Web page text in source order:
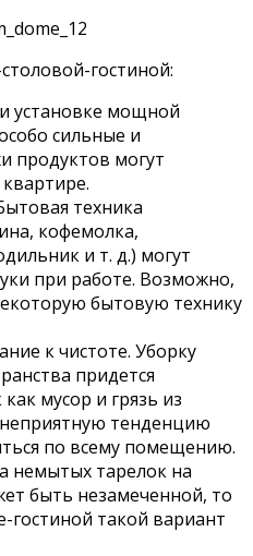
гостиной:
установке мощной
сильные и
продуктов могут
техника
кофемолка,
и т. д.) могут
при работе. Возможно,
бытовую технику
к чистоте. Уборку
придется
мусор и грязь из
тенденцию
по всему помещению.
немытых тарелок на
быть незамеченной, то
гостиной такой вариант